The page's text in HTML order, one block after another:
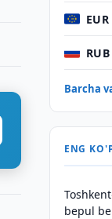
EUR
RUB
Barcha
ENG
bepul